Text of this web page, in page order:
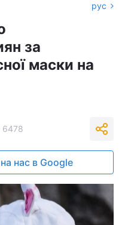
рус
за
маски на
6478
нас в Google